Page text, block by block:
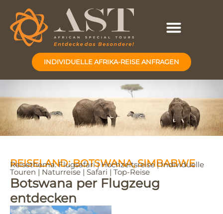
INDIVIDUELLE AFRIKA-REISE ANFRAGEN
REISELAND:BOTSWANA,SIMBABWE
Reisethema:Flugsafari|Hochzeitsreise|Individuelle
Touren | Naturreise | Safari | Top-Reise
Botswana per Flugzeug
entdecken